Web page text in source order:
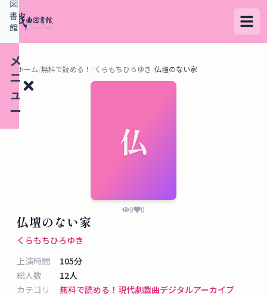
メ
ニ
ュ
ー
デ
タ
ベ
図
書
館
ホーム/無料で読める！ /くらもちひろゆき/仏壇のない家
仏
0 0
仏壇のない家
くらもちひろゆき
上演時間
105分
総人数
12人
カテゴリ
無料で読める！ 現代劇戯曲デジタルアーカイブ